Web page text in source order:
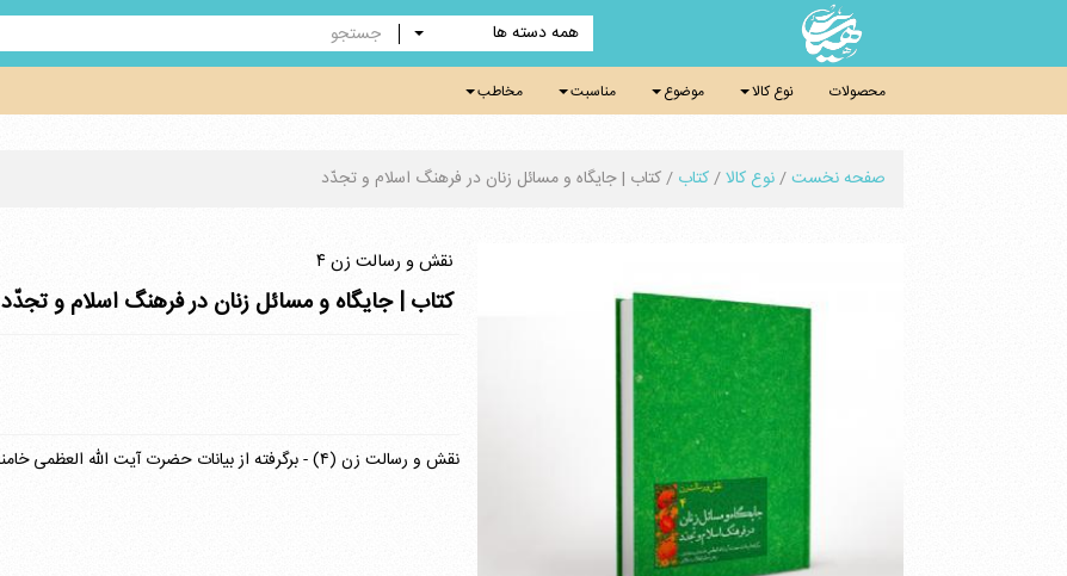
همه دسته ها
محصولات نوع کالا موضوع مناسبت مخاطب
صفحه نخست/نوع کالا/کتاب / کتاب | جایگاه و مسائل زنان در فرهنگ اسلام و تجدّد
نقش و رسالت زن ۴
کتاب | جایگاه و مسائل زنان در فرهنگ اسلام و تجدّد
نقش و رسالت زن (۴) - برگرفته از بیانات حضرت آیت الله العظمی خامنه ای (مدظله العالی) رهبر معظم انقلاب اسلامی